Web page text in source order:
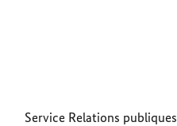
Service Relations publiques